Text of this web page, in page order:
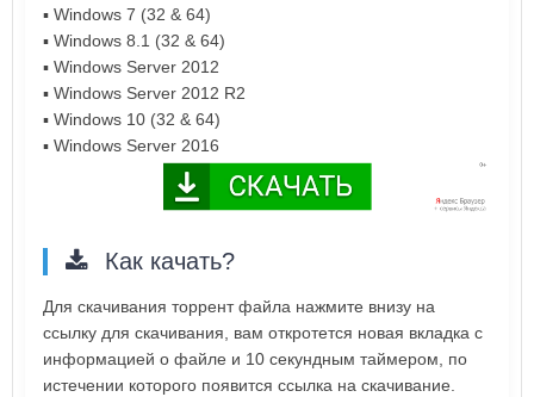
▪ Windows 7 (32 & 64)
▪ Windows 8.1 (32 & 64)
▪ Windows Server 2012
▪ Windows Server 2012 R2
▪ Windows 10 (32 & 64)
▪ Windows Server 2016
Как качать?
Для скачивания торрент файла нажмите внизу на
ссылку для скачивания, вам откротется новая вкладка с
информацией о файле и 10 секундным таймером, по
истечении которого появится ссылка на скачивание.